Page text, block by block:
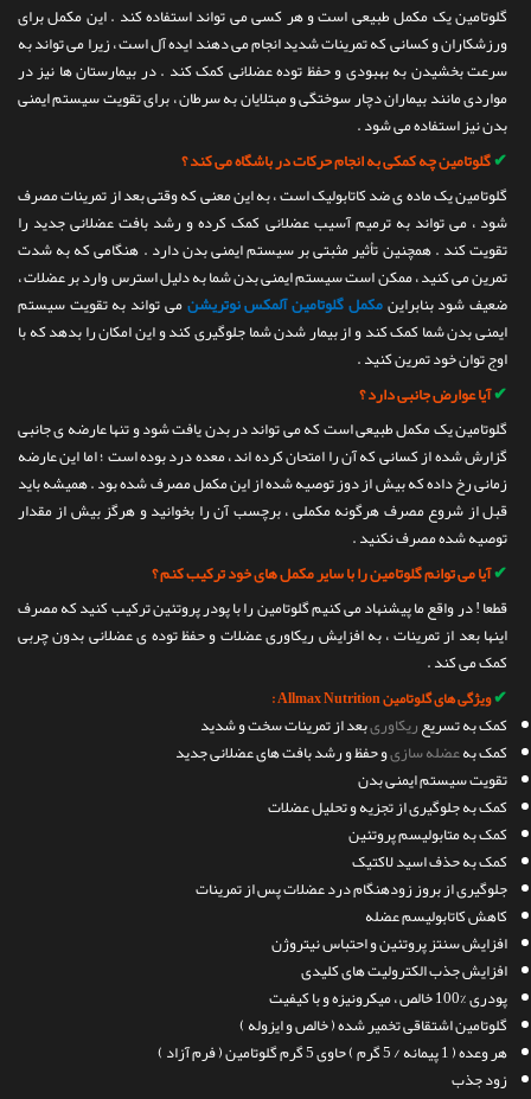
گلوتامین یک مکمل طبیعی است و هر کسی می تواند استفاده کند . این مکمل برای
ورزشکاران و کسانی که تمرینات شدید انجام می دهند ایده آل است ، زیرا می تواند به
سرعت بخشیدن به بهبودی و حفظ توده عضلانی کمک کند . در بیمارستان ها نیز در
مواردی مانند بیماران دچار سوختگی و مبتلایان به سرطان ، برای تقویت سیستم ایمنی
بدن نیز استفاده می شود .
✔گلوتامین چه کمکی به انجام حرکات در باشگاه می کند ؟
گلوتامین یک ماده ی ضد کاتابولیک است ، به این معنی که وقتی بعد از تمرینات مصرف
شود ، می تواند به ترمیم آسیب عضلانی کمک کرده و رشد بافت عضلانی جدید را
تقویت کند . همچنین تأثیر مثبتی بر سیستم ایمنی بدن دارد . هنگامی که به شدت
تمرین می کنید ، ممکن است سیستم ایمنی بدن شما به دلیل استرس وارد بر عضلات ،
ضعیف شود بنابراینمکمل گلوتامین آلمکس نوتریشنمی تواند به تقویت سیستم
ایمنی بدن شما کمک کند و از بیمار شدن شما جلوگیری کند و این امکان را بدهد که با
اوج توان خود تمرین کنید .
✔آیا عوارض جانبی دارد ؟
گلوتامین یک مکمل طبیعی است که می تواند در بدن یافت شود و تنها عارضه ی جانبی
گزارش شده از کسانی که آن را امتحان کرده اند ، معده درد بوده است ؛ اما این عارضه
زمانی رخ داده که بیش از دوز توصیه شده از این مکمل مصرف شده بود . همیشه باید
قبل از شروع مصرف هرگونه مکملی ، برچسب آن را بخوانید و هرگز بیش از مقدار
توصیه شده مصرف نکنید .
✔آیا می توانم گلوتامین را با سایر مکمل های خود ترکیب کنم ؟
قطعا ! در واقع ما پیشنهاد می کنیم گلوتامین را با پودر پروتئین ترکیب کنید که مصرف
اینها بعد از تمرینات ، به افزایش ریکاوری عضلات و حفظ توده ی عضلانی بدون چربی
کمک می کند .
✔ویژگی های گلوتامین Allmax Nutrition :
کمک به تسریعریکاوریبعد از تمرینات سخت و شدید
کمک بهعضله سازیو حفظ و رشد بافت های عضلانی جدید
تقویت سیستم ایمنی بدن
کمک به جلوگیری از تجزیه و تحلیل عضلات
کمک به متابولیسم پروتئین
کمک به حذف اسید لاکتیک
جلوگیری از بروز زودهنگام درد عضلات پس از تمرینات
کاهش کاتابولیسم عضله
افزایش سنتز پروتئین و احتباس نیتروژن
افزایش جذب الکترولیت های کلیدی
پودری %100 خالص ، میکرونیزه و با کیفیت
گلوتامین اشتقاقی تخمیر شده ( خالص و ایزوله )
هر وعده ( 1 پیمانه / 5 گرم ) حاوی 5 گرم گلوتامین ( فرم آزاد )
زود جذب